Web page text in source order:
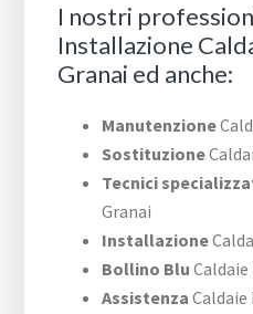
I nostri
Installazione
Granai ed anche:
Manutenzione
Sostituzione
Tecnici
Granai
Installazione
Bollino Blu
Assistenza